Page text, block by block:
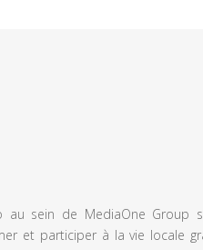
au sein de MediaOne Group
et participer à la vie locale